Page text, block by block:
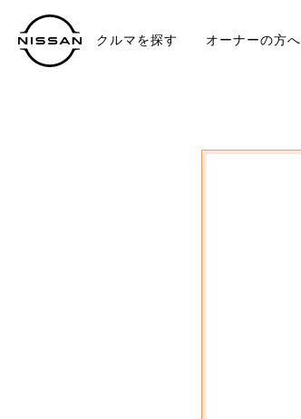
クルマを探す オーナーの方へ